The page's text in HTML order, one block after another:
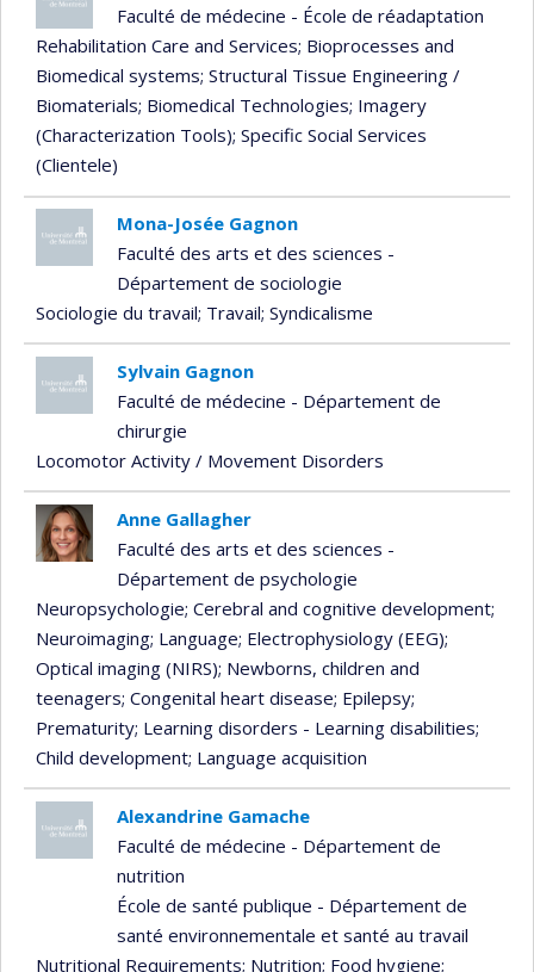
Faculté de médecine - École de réadaptation
Rehabilitation Care and Services; Bioprocesses and
Biomedical systems; Structural Tissue Engineering /
Biomaterials; Biomedical Technologies; Imagery
(Characterization Tools); Specific Social Services
(Clientele)
Mona-Josée Gagnon
Faculté des arts et des sciences -
Département de sociologie
Sociologie du travail; Travail; Syndicalisme
Sylvain Gagnon
Faculté de médecine - Département de
chirurgie
Locomotor Activity / Movement Disorders
Anne Gallagher
Faculté des arts et des sciences -
Département de psychologie
Neuropsychologie; Cerebral and cognitive development;
Neuroimaging; Language; Electrophysiology (EEG);
Optical imaging (NIRS); Newborns, children and
teenagers; Congenital heart disease; Epilepsy;
Prematurity; Learning disorders - Learning disabilities;
Child development; Language acquisition
Alexandrine Gamache
Faculté de médecine - Département de
nutrition
École de santé publique - Département de
santé environnementale et santé au travail
Nutritional Requirements; Nutrition; Food hygiene;